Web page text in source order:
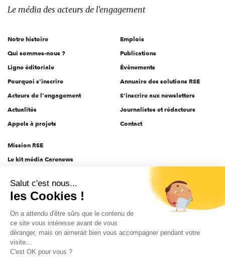
des
l'engagement
Le média des acteurs de l'engagement
Notre histoire
Qui sommes-nous ?
Ligne éditoriale
Pourquoi s'inscrire
Acteurs de l'engagement
Actualités
Appels à projets
Emplois
Publications
Évènements
Annuaire des solutions RSE
S'inscrire aux newsletters
Journalistes et rédacteurs
Contact
Mission RSE
Le kit média Carenews
AEF info
Novethic
PRODURABLE
Inclusiv Day
Salut c'est nous...
les Cookies !
On a attendu d'être sûrs que le contenu de
ce site vous intéresse avant de vous
déranger, mais on aimerait bien vous accompagner pendant votre
visite...
C'est OK pour vous ?